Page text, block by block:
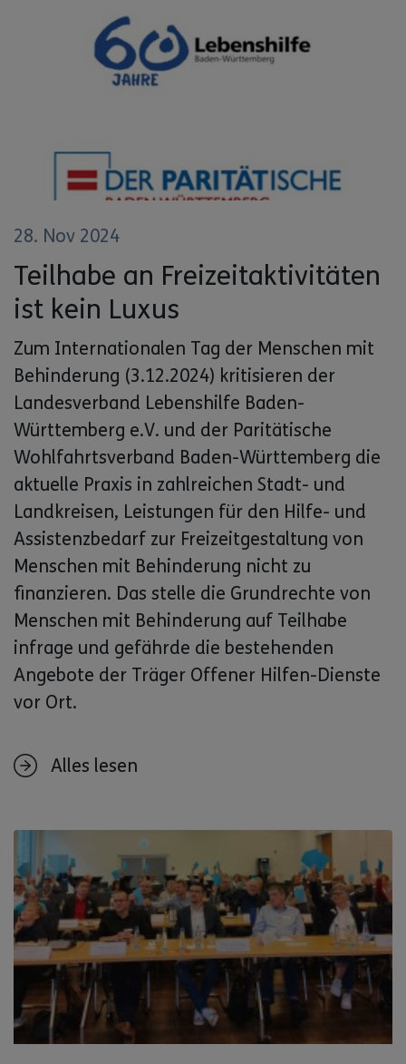
28. Nov 2024
Teilhabe an Freizeitaktivitäten
ist kein Luxus
Zum Internationalen Tag der Menschen mit
Behinderung (3.12.2024) kritisieren der
Landesverband Lebenshilfe Baden-
Württemberg e.V. und der Paritätische
Wohlfahrtsverband Baden-Württemberg die
aktuelle Praxis in zahlreichen Stadt- und
Landkreisen, Leistungen für den Hilfe- und
Assistenzbedarf zur Freizeitgestaltung von
Menschen mit Behinderung nicht zu
finanzieren. Das stelle die Grundrechte von
Menschen mit Behinderung auf Teilhabe
infrage und gefährde die bestehenden
Angebote der Träger Offener Hilfen-Dienste
vor Ort.
Alles lesen